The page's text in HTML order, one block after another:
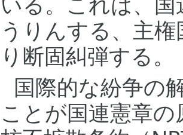
うりんする、主
り断固糾弾する。
国際的な紛争の
ことが国連憲章